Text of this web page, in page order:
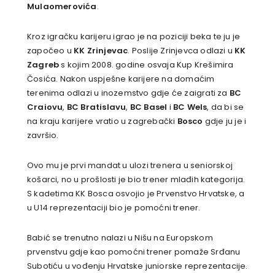
Mulaomerovića.
Kroz igračku karijeru igrao je na poziciji beka te ju je
započeo u KK Zrinjevac. Poslije Zrinjevca odlazi u KK
Zagrebs kojim 2008. godine osvaja Kup Krešimira
Čosića. Nakon uspješne karijere na domaćim
terenima odlazi u inozemstvo gdje će zaigrati za BC
Craiovu, BC Bratislavu, BC Basel i BC Wels, da bi se
na kraju karijere vratio u zagrebački Bosco gdje ju je i
završio.
Ovo mu je prvi mandat u ulozi trenera u seniorskoj
košarci, no u prošlosti je bio trener mlađih kategorija.
S kadetima KK Bosca osvojio je Prvenstvo Hrvatske, a
u U14 reprezentaciji bio je pomoćni trener.
Babić se trenutno nalazi u Nišu na Europskom
prvenstvu gdje kao pomoćni trener pomaže Srđanu
Subotiću u vođenju Hrvatske juniorske reprezentacije.